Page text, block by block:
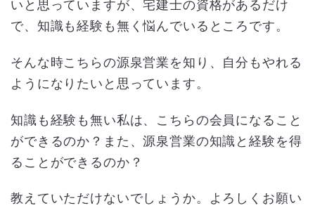
いと思っていますが、宅建士の資格があるだけ
で、知識も経験も無く悩んでいるところです。
そんな時こちらの源泉営業を知り、自分もやれる
ようになりたいと思っています。
知識も経験も無い私は、こちらの会員になること
ができるのか？また、源泉営業の知識と経験を得
ることができるのか？
教えていただけないでしょうか。よろしくお願い